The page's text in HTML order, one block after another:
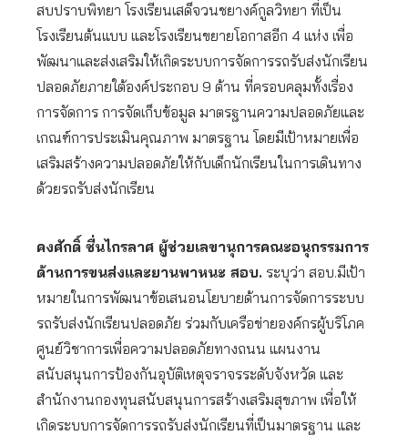
สบปราบพิทยา โรงเรียนเสด็จวนชยางค์กูลวิทยา ที่เป็น
โรงเรียนต้นแบบ และโรงเรียนขยายโอกาสอีก 4 แห่ง เพื่อ
พัฒนาและส่งเสริมให้เกิดระบบการจัดการรถรับส่งนักเรียน
ปลอดภัยภายใต้องค์ประกอบ 9 ด้าน ที่ครอบคลุมทั้งเรื่อง
การจัดการ การจัดเก็บข้อมูล มาตรฐานความปลอดภัยและ
เกณฑ์การประเมินคุณภาพ มาตรฐาน โดยมีเป้าหมายเพื่อ
เสริมสร้างความปลอดภัยให้กับเด็กนักเรียนในการเดินทาง
ด้วยรถรับส่งนักเรียน
คงศักดิ์ ชื่นไกรลาศ ผู้ช่วยเลขานุการคณะอนุกรรมการ
ด้านการขนส่งและยานพาหนะ สอบ. ระบุว่า สอบ.มีเป้า
หมายในการพัฒนาข้อเสนอนโยบายด้านการจัดการระบบ
รถรับส่งนักเรียนปลอดภัย ร่วมกับเครือข่ายองค์กรผู้บริโภค
ศูนย์วิชาการเพื่อความปลอดภัยทางถนน แผนงาน
สนับสนุนการป้องกันอุบัติเหตุจราจรระดับจังหวัด และ
สำนักงานกองทุนสนับสนุนการสร้างเสริมสุขภาพ เพื่อให้
เกิดระบบการจัดการรถรับส่งนักเรียนที่เป็นมาตรฐาน และ